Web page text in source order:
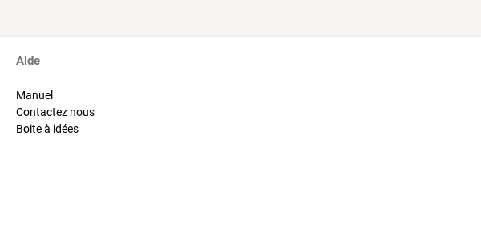
Aide
Manuel
Contactez nous
Boite à idées